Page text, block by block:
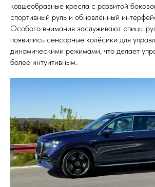
ковшеобразные кресла с развитой
спортивный руль и обновлённый
Особого внимания заслуживают спицы
появились сенсорные колёсики для
динамическими режимами, что делает
более интуитивным.